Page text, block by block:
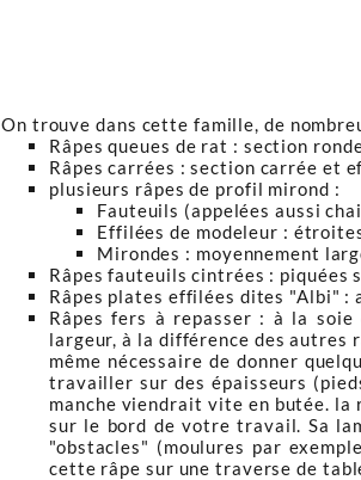
On trouve dans cette famille, de
Râpes queues de rat : section
Râpes carrées : section carrée et
plusieurs râpes de profil mirond :
Fauteuils (appelées aussi
Effilées de modeleur :
Mirondes : moyennement
Râpes fauteuils cintrées : piquées
Râpes plates effilées dites "Albi" :
Râpes fers à repasser : à la
largeur, à la différence des autres
même nécessaire de donner
travailler sur des épaisseurs
manche viendrait vite en butée. la
sur le bord de votre travail. Sa
"obstacles" (moulures par
cette râpe sur une traverse de